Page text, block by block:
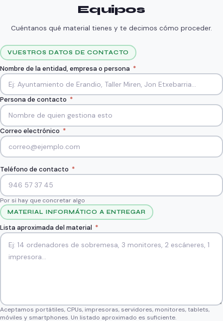
Equipos
Cuéntanos qué material tienes y te decimos cómo proceder.
VUESTROS DATOS DE CONTACTO
Nombre de la entidad, empresa o persona *
Persona de contacto *
Correo electrónico *
Teléfono de contacto *
Por si hay que concretar algo
MATERIAL INFORMÁTICO A ENTREGAR
Lista aproximada del material *
Aceptamos portátiles, CPUs, impresoras, servidores, monitores, tablets,
móviles y smartphones. Un listado aproximado es suficiente.